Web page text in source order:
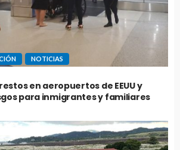
NOTICIAS
en aeropuertos de EEUU y
para inmigrantes y familiares